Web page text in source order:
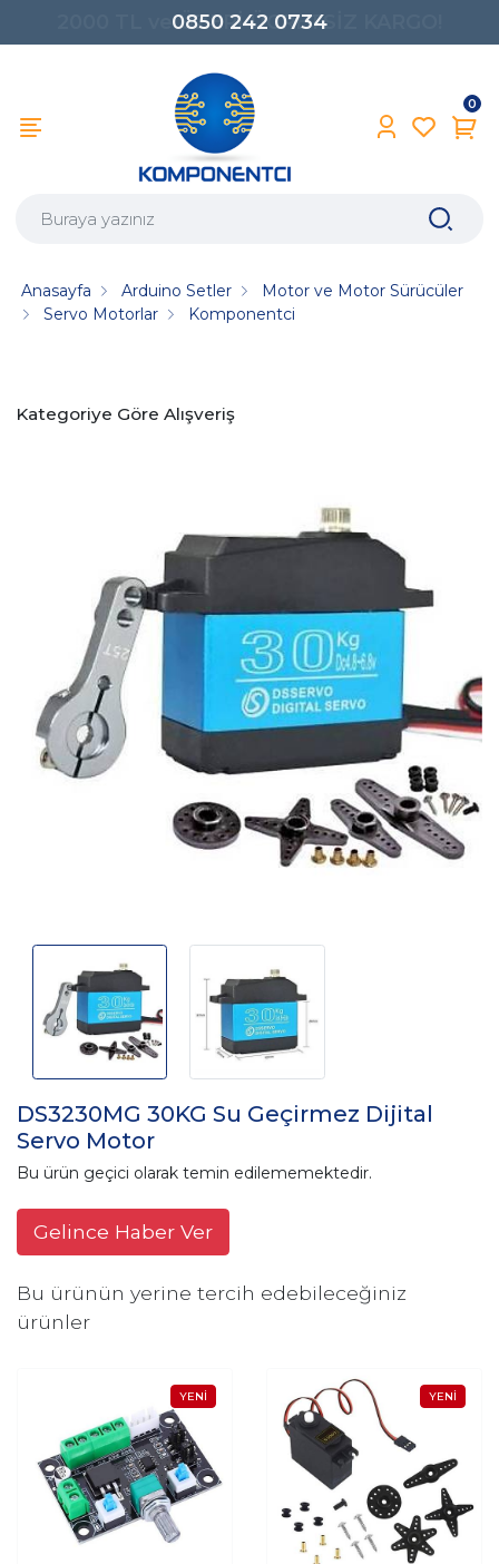
0850 242 0734
0
Anasayfa Arduino Setler
Motor ve Motor Sürücüler
Servo Motorlar
Komponentci
Kategoriye Göre Alışveriş
DS3230MG 30KG Su Geçirmez Dijital
Servo Motor
Bu ürün geçici olarak temin edilememektedir.
Gelince Haber Ver
Bu ürünün yerine tercih edebileceğiniz
ürünler